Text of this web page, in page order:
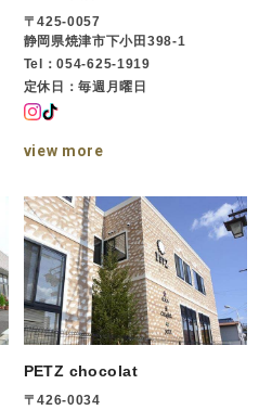
〒425-0057
静岡県焼津市下小田398-1
Tel：054-625-1919
定休日：毎週月曜日
view more
PETZ chocolat
〒426-0034